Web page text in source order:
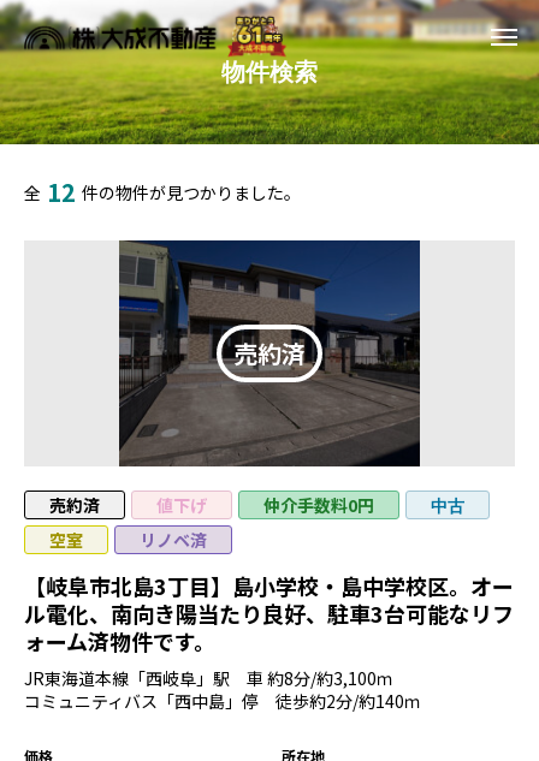
物件検索
全 12 件の物件が見つかりました。
売約済 値下げ 仲介手数料0円 中古
空室 リノベ済
【岐阜市北島3丁目】島小学校・島中学校区。オー
ル電化、南向き陽当たり良好、駐車3台可能なリフ
ォーム済物件です。
JR東海道本線「西岐阜」駅 車 約8分/約3,100ｍ
コミュニティバス「西中島」停 徒歩約2分/約140ｍ
価格
所在地